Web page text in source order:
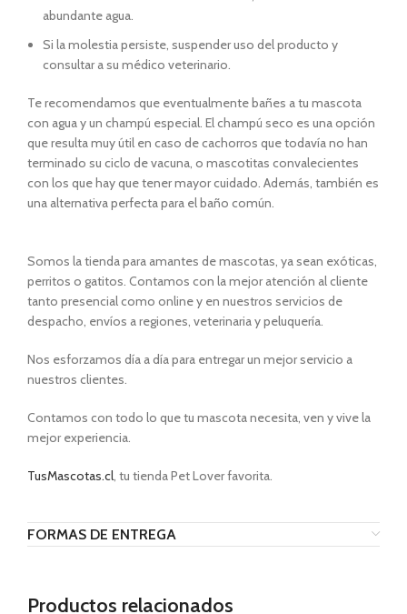
abundante agua.
Si la molestia persiste, suspender uso del producto y
consultar a su médico veterinario.
Te recomendamos que eventualmente bañes a tu mascota
con agua y un champú especial. El champú seco es una opción
que resulta muy útil en caso de cachorros que todavía no han
terminado su ciclo de vacuna, o mascotitas convalecientes
con los que hay que tener mayor cuidado. Además, también es
una alternativa perfecta para el baño común.
Somos la tienda para amantes de mascotas, ya sean exóticas,
perritos o gatitos. Contamos con la mejor atención al cliente
tanto presencial como online y en nuestros servicios de
despacho, envíos a regiones, veterinaria y peluquería.
Nos esforzamos día a día para entregar un mejor servicio a
nuestros clientes.
Contamos con todo lo que tu mascota necesita, ven y vive la
mejor experiencia.
TusMascotas.cl, tu tienda Pet Lover favorita.
FORMAS DE ENTREGA
Productos relacionados